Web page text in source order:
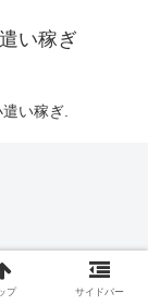
い稼ぎ
い稼ぎ.
プ サイドバー